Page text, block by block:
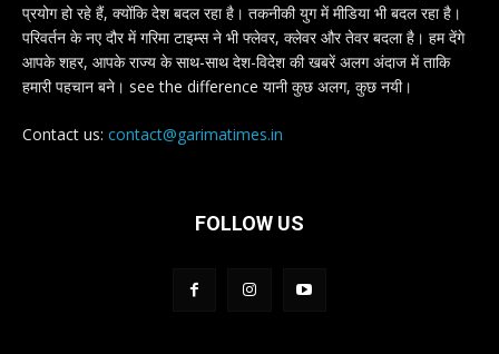
प्रयोग हो रहे हैं, क्योंकि देश बदल रहा है। तकनीकी युग में मीडिया भी बदल रहा है।
परिवर्तन के नए दौर में गरिमा टाइम्स ने भी फ्लेवर, क्लेवर और तेवर बदला है। हम देंगे
आपके शहर, आपके राज्य के साथ-साथ देश-विदेश की खबरें अलग अंदाज में ताकि
हमारी पहचान बने। see the difference यानी कुछ अलग, कुछ नयी।
Contact us: contact@garimatimes.in
FOLLOW US